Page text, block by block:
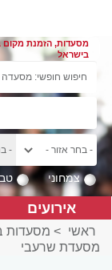
מסעדות, הזמנת מקום
בישראל
צמחוני
אירועים
ראשי > מסעדות
מסעדת שרעבי